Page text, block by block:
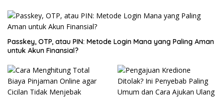
Passkey, OTP, atau PIN: Metode Login Mana yang Paling Aman
untuk Akun Finansial?